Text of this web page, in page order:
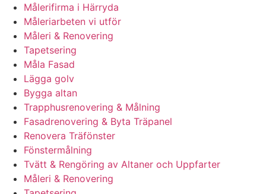
Målerifirma i Härryda
Måleriarbeten vi utför
Måleri & Renovering
Tapetsering
Måla Fasad
Lägga golv
Bygga altan
Trapphusrenovering & Målning
Fasadrenovering & Byta Träpanel
Renovera Träfönster
Fönstermålning
Tvätt & Rengöring av Altaner och Uppfarter
Måleri & Renovering